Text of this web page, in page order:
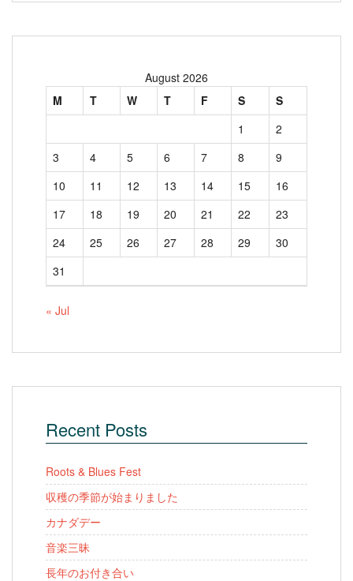
August 2026
M
T W T F S
S
1
2
3
4 5 6 7 8
9
10
11 12 13 14 15
16
17
18 19 20 21 22
23
24
25 26 27 28 29
30
31
« Jul
Recent Posts
Roots & Blues Fest
収穫の季節が始まりました
カナダデー
音楽三昧
長年のお付き合い